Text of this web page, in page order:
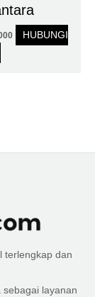
HUBUNGI
terlengkap dan
layanan